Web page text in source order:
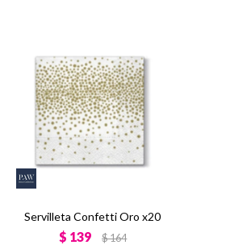
Servilleta Confetti Oro x20
$ 139 $164